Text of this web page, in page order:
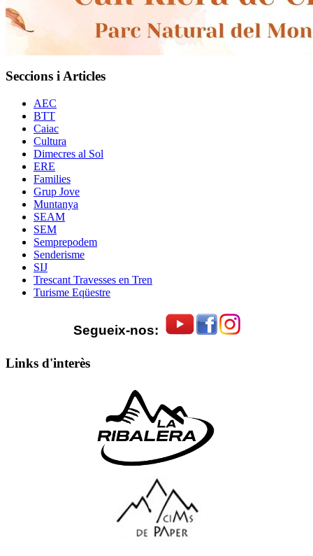
Seccions i Articles
AEC
BTT
Caiac
Cultura
Dimecres al Sol
ERE
Families
Grup Jove
Muntanya
SEAM
SEM
Semprepodem
Senderisme
SIJ
Trescant Travesses en Tren
Turisme Eqüestre
Segueix-nos:
Links d'interès